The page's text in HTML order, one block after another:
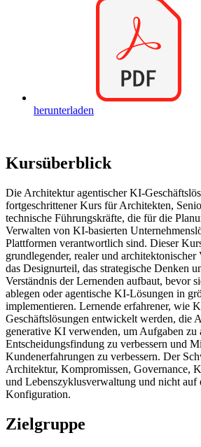
herunterladen
Kursüberblick
Die Architektur agentischer KI-
fortgeschrittener Kurs für Architekten,
technische Führungskräfte, die für die
Verwalten von KI-basierten
Plattformen verantwortlich sind. Dieser
grundlegender, realer und
das Designurteil, das strategische Denken
Verständnis der Lernenden aufbaut, bevor
ablegen oder agentische KI-Lösungen in
implementieren. Lernende erfahrener, wie
Geschäftslösungen entwickelt werden, die
generative KI verwenden, um Aufgaben zu
Entscheidungsfindung zu verbessern und
Kundenerfahrungen zu verbessern. Der
Architektur, Kompromissen, Governance,
und Lebenszyklusverwaltung und nicht auf
Konfiguration.
Zielgruppe